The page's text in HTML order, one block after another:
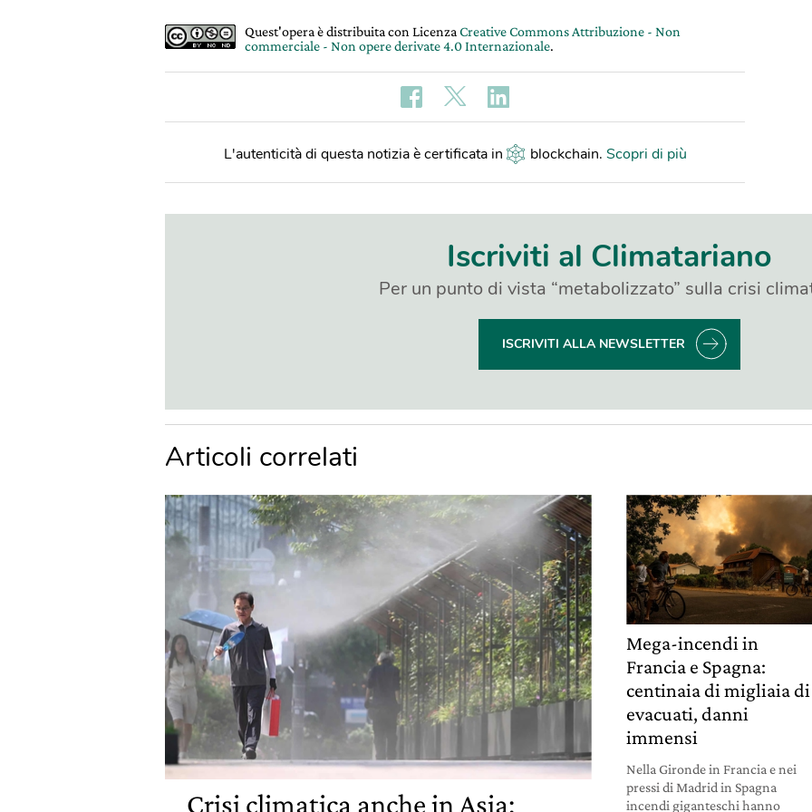
Quest'opera è distribuita con Licenza Creative Commons Attribuzione - Non
commerciale - Non opere derivate 4.0 Internazionale.
L'autenticità di questa notizia è certificata in blockchain. Scopri di più
Iscriviti al Climatariano
Per un punto di vista “metabolizzato” sulla crisi
ISCRIVITI ALLA NEWSLETTER
Articoli correlati
Crisi climatica anche in Asia:
Mega-incendi in
Francia e Spagna:
centinaia di migliaia di
evacuati, danni
immensi
Nella Gironde in Francia e nei
pressi di Madrid in Spagna
incendi giganteschi hanno